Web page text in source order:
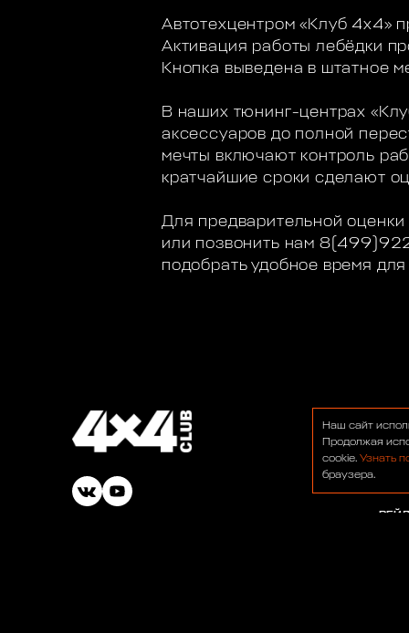
Автотехцентром «Клуб 4х4»
Активация работы лебёдки
Кнопка выведена в штатное
В наших тюнинг-центрах
аксессуаров до полной
мечты включают контроль
кратчайшие сроки сделают
Для предварительной
или позвонить нам
подобрать удобное время
БАР
Наш сайт
Продолжая
cookie. Узнать
браузера.